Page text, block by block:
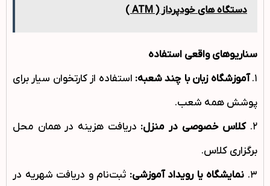
دستگاه های خودپرداز ( ATM )
سناریوهای واقعی استفاده
۱. آموزشگاه زبان با چند شعبه: استفاده از کارتخوان سیار برای
پوشش همه شعب.
۲. کلاس خصوصی در منزل: دریافت هزینه در همان محل
برگزاری کلاس.
۳. نمایشگاه یا رویداد آموزشی: ثبت‌نام و دریافت شهریه در